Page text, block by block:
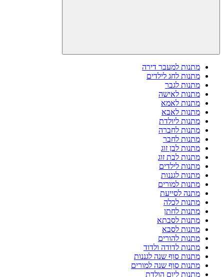
מתנות למעבר דירה
מתנות לחג לילדים
מתנות לגבר
מתנות לאישה
מתנות לאמא
מתנות לאבא
מתנות ליולדת
מתנות לחברה
מתנות לחבר
מתנות לבן זוג
מתנות לבת זוג
מתנות לילדים
מתנות לגננות
מתנות למורים
מתנה לסייעת
מתנות לכלה
מתנות לחתן
מתנות לסבתא
מתנות לסבא
מתנות להורים
מתנות לדודה ולדוד
מתנות סוף שנה לגננות
מתנות סוף שנה למורים
מתנות ליום הולדת